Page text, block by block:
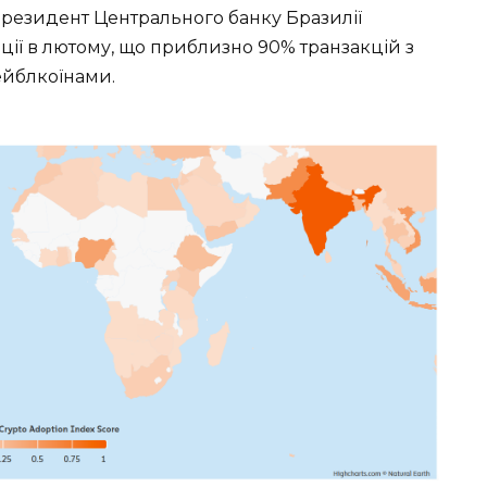
Центрального банку Бразилії
в лютому, що приблизно 90% транзакцій з